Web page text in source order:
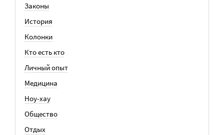
Законы
История
Колонки
Кто есть кто
Личный опыт
Медицина
Ноу-хау
Общество
Отдых